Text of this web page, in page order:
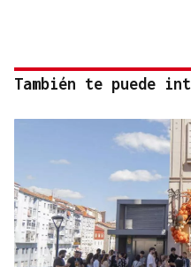
También te puede